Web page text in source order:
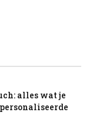
alles wat je